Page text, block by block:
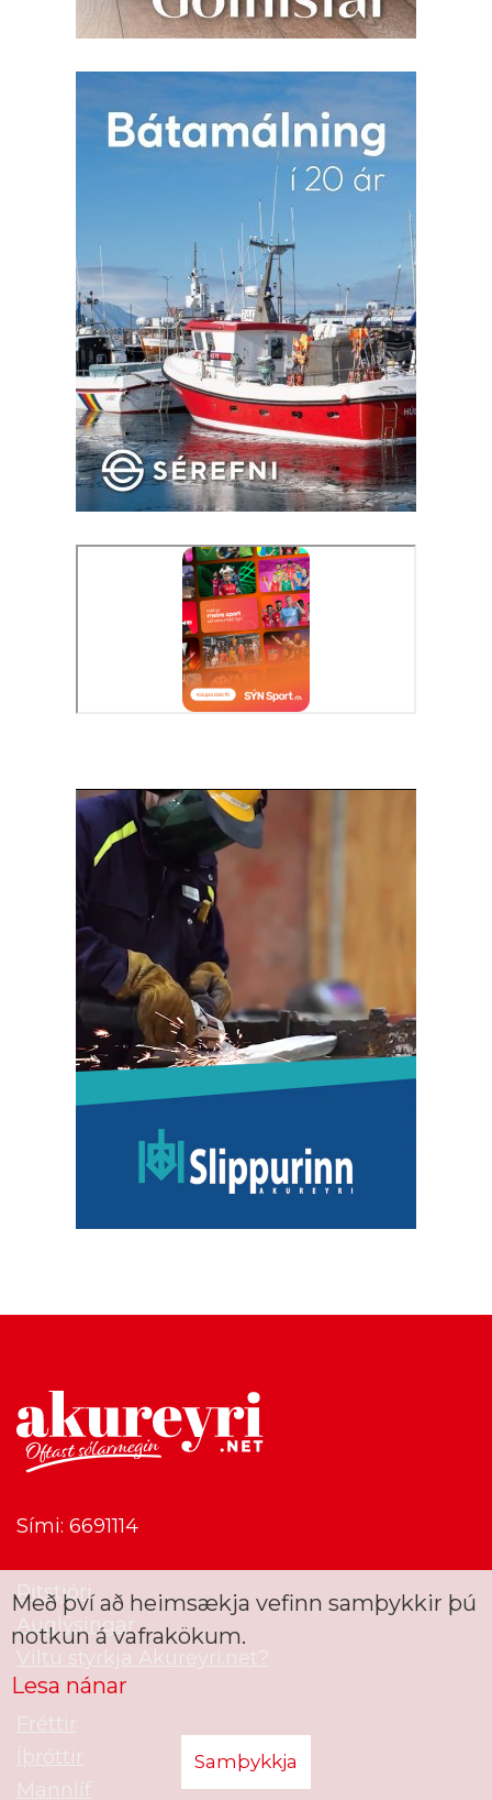
Sími: 6691114
Ritstjóri
Auglýsingar
Viltu styrkja Akureyri.net?
Fréttir
Íþróttir
Mannlíf
Með því að heimsækja vefinn samþykkir þú
notkun á vafrakökum.
Lesa nánar
Samþykkja